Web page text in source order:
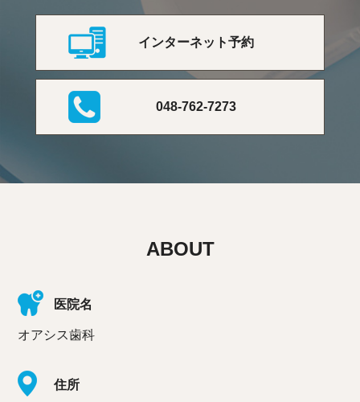
インターネット予約
048-762-7273
ABOUT
医院名
オアシス歯科
住所